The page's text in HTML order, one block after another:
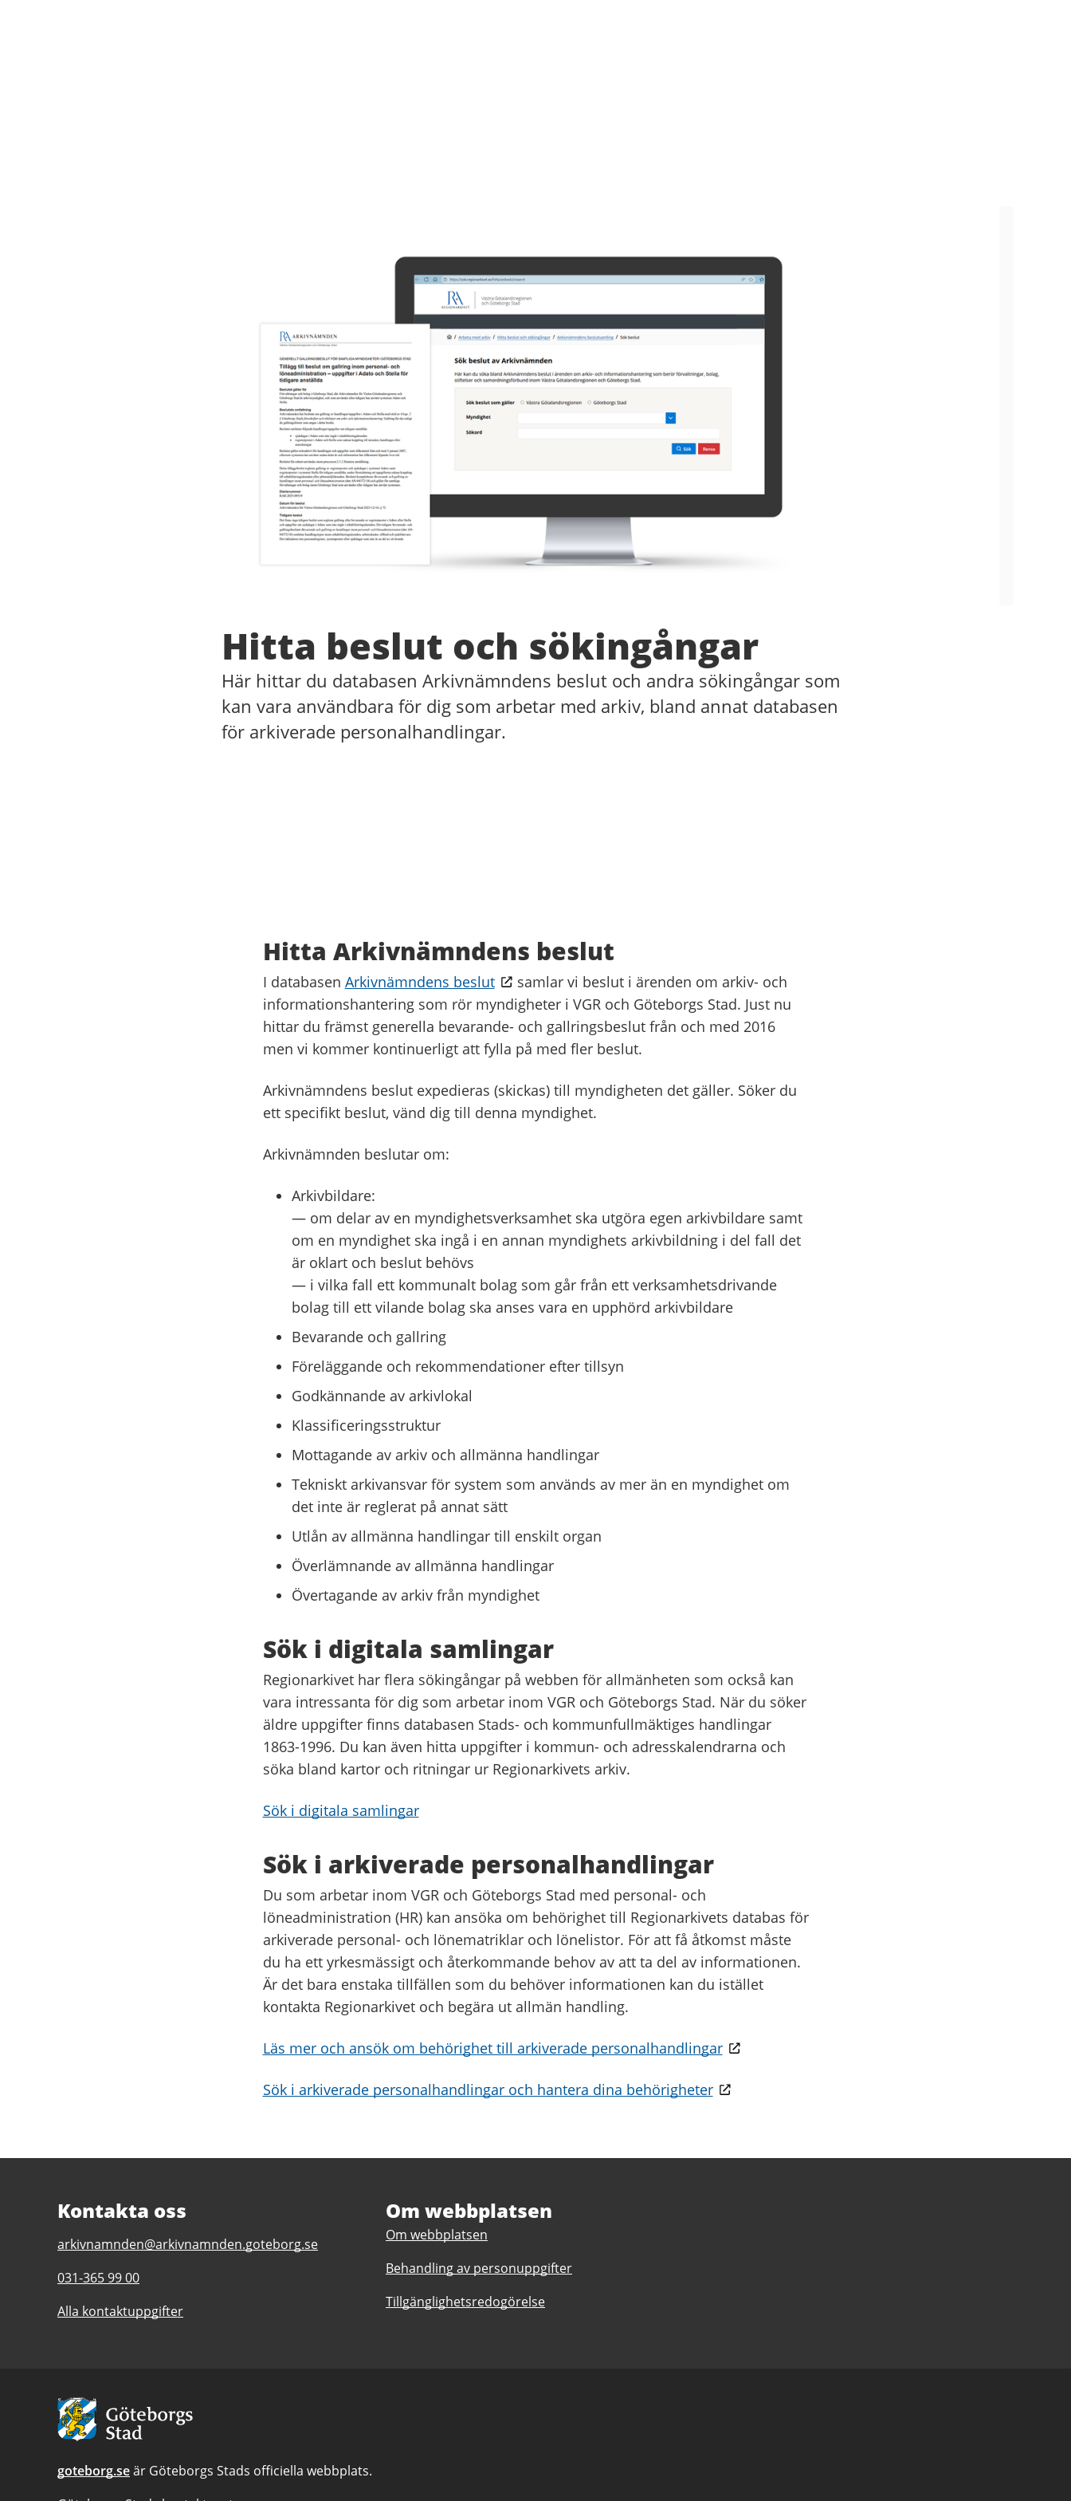
Hitta beslut och sökingångar
Här hittar du databasen Arkivnämndens beslut och andra sökingångar som
kan vara användbara för dig som arbetar med arkiv, bland annat databasen
för arkiverade personalhandlingar.
Hitta Arkivnämndens beslut
I databasen Arkivnämndens beslut
samlar vi beslut i ärenden om arkiv- och
informationshantering som rör myndigheter i VGR och Göteborgs Stad. Just nu
hittar du främst generella bevarande- och gallringsbeslut från och med 2016
men vi kommer kontinuerligt att fylla på med fler beslut.
Arkivnämndens beslut expedieras (skickas) till myndigheten det gäller. Söker du
ett specifikt beslut, vänd dig till denna myndighet.
Arkivnämnden beslutar om:
Arkivbildare:
— om delar av en myndighetsverksamhet ska utgöra egen arkivbildare samt
om en myndighet ska ingå i en annan myndighets arkivbildning i del fall det
är oklart och beslut behövs
— i vilka fall ett kommunalt bolag som går från ett verksamhetsdrivande
bolag till ett vilande bolag ska anses vara en upphörd arkivbildare
Bevarande och gallring
Föreläggande och rekommendationer efter tillsyn
Godkännande av arkivlokal
Klassificeringsstruktur
Mottagande av arkiv och allmänna handlingar
Tekniskt arkivansvar för system som används av mer än en myndighet om
det inte är reglerat på annat sätt
Utlån av allmänna handlingar till enskilt organ
Överlämnande av allmänna handlingar
Övertagande av arkiv från myndighet
Sök i digitala samlingar
Regionarkivet har flera sökingångar på webben för allmänheten som också kan
vara intressanta för dig som arbetar inom VGR och Göteborgs Stad. När du söker
äldre uppgifter finns databasen Stads- och kommunfullmäktiges handlingar
1863-1996. Du kan även hitta uppgifter i kommun- och adresskalendrarna och
söka bland kartor och ritningar ur Regionarkivets arkiv.
Sök i digitala samlingar
Sök i arkiverade personalhandlingar
Du som arbetar inom VGR och Göteborgs Stad med personal- och
löneadministration (HR) kan ansöka om behörighet till Regionarkivets databas för
arkiverade personal- och lönematriklar och lönelistor. För att få åtkomst måste
du ha ett yrkesmässigt och återkommande behov av att ta del av informationen.
Är det bara enstaka tillfällen som du behöver informationen kan du istället
kontakta Regionarkivet och begära ut allmän handling.
Läs mer och ansök om behörighet till arkiverade personalhandlingar
Sök i arkiverade personalhandlingar och hantera dina behörigheter
Kontakta oss
E-
till
Regionarkivet
arkivnamnden@arkivnamnden.goteborg.se
Telefonnummer
Regionarkivet
031-365 99 00
Alla kontaktuppgifter
Om webbplatsen
Om webbplatsen
Behandling av personuppgifter
Tillgänglighetsredogörelse
Avsändare:
Göteborgs
Stad
goteborg.seär Göteborgs Stads officiella webbplats.